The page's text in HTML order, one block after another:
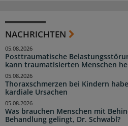
NACHRICHTEN
Posttraumatische
kann traumatisierten Menschen
05.08.2026
Thoraxschmerzen bei Kindern
kardiale Ursachen
05.08.2026
Was brauchen Menschen mit
Behandlung gelingt, Dr. Schwabl?
05.08.2026